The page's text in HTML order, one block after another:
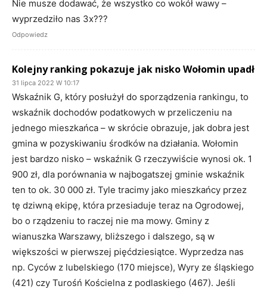
Nie musze dodawać, że wszystko co wokół wawy –
wyprzedziło nas 3x???
Odpowiedz
Kolejny ranking pokazuje jak nisko Wołomin upadł
31 lipca 2022 W 10:17
Wskaźnik G, który posłużył do sporządzenia rankingu, to
wskaźnik dochodów podatkowych w przeliczeniu na
jednego mieszkańca – w skrócie obrazuje, jak dobra jest
gmina w pozyskiwaniu środków na działania. Wołomin
jest bardzo nisko – wskaźnik G rzeczywiście wynosi ok. 1
900 zł, dla porównania w najbogatszej gminie wskaźnik
ten to ok. 30 000 zł. Tyle tracimy jako mieszkańcy przez
tę dziwną ekipę, która przesiaduje teraz na Ogrodowej,
bo o rządzeniu to raczej nie ma mowy. Gminy z
wianuszka Warszawy, bliższego i dalszego, są w
większości w pierwszej pięćdziesiątce. Wyprzedza nas
np. Cyców z lubelskiego (170 miejsce), Wyry ze śląskiego
(421) czy Turośń Kościelna z podlaskiego (467). Jeśli